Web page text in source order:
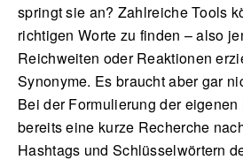
springt sie an? Zahlreiche Tools
richtigen Worte zu finden – also
Reichweiten oder Reaktionen
Synonyme. Es braucht aber gar
Bei der Formulierung der eigenen
bereits eine kurze Recherche
Hashtags und Schlüsselwörtern